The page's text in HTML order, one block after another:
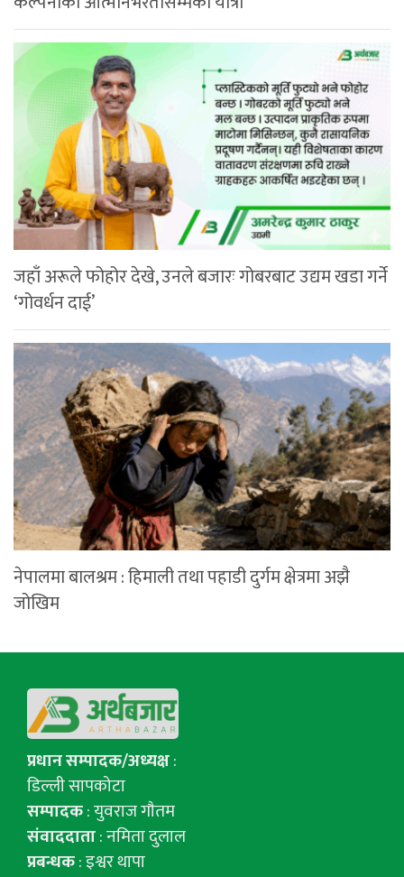
जहाँ अरूले फोहोर देखे, उनले बजारः गोबरबाट उद्यम खडा गर्ने
‘गोवर्धन दाई’
नेपालमा बालश्रम : हिमाली तथा पहाडी दुर्गम क्षेत्रमा अझै
जोखिम
प्रधान सम्पादक/अध्यक्ष:
डिल्ली सापकोटा
सम्पादक: युवराज गाैतम
संवाददाता: नमिता दुलाल
प्रबन्धक: इश्वर थापा